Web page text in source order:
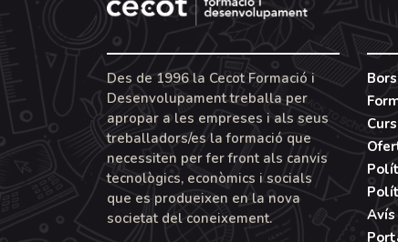
Des de 1996 la Cecot Formació i
Desenvolupament treballa per
apropar a les empreses i als seus
treballadors/es la formació que
necessiten per fer front als canvis
tecnològics, econòmics i socials
que es produeixen en la nova
societat del coneixement.